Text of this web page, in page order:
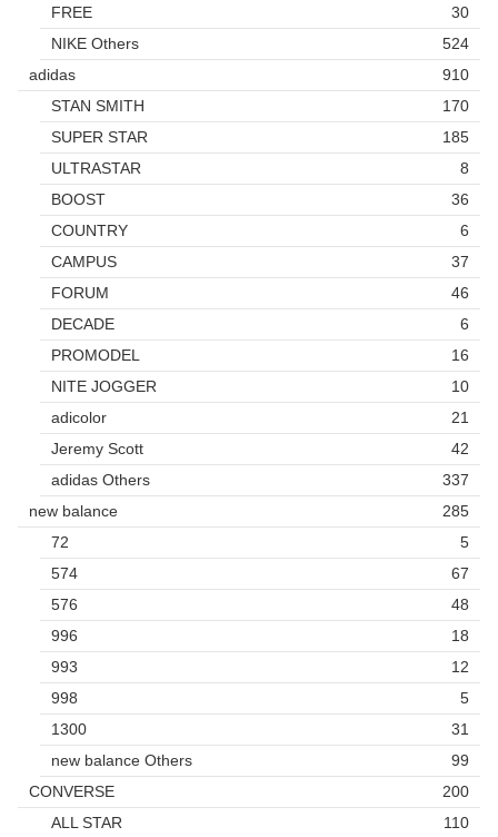
FREE
30
NIKE Others
524
adidas
910
STAN SMITH
170
SUPER STAR
185
ULTRASTAR
8
BOOST
36
COUNTRY
6
CAMPUS
37
FORUM
46
DECADE
6
PROMODEL
16
NITE JOGGER
10
adicolor
21
Jeremy Scott
42
adidas Others
337
new balance
285
72
5
574
67
576
48
996
18
993
12
998
5
1300
31
new balance Others
99
CONVERSE
200
ALL STAR
110